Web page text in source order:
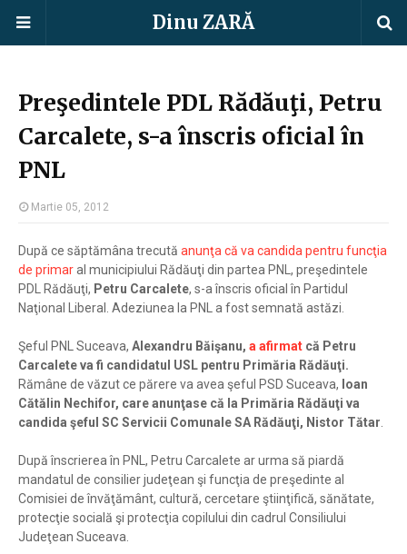
Dinu ZARĂ
Preşedintele PDL Rădăuţi, Petru
Carcalete, s-a înscris oficial în
PNL
Martie 05, 2012
După ce săptămâna trecută anunţa că va candida pentru funcţia
de primaral municipiului Rădăuţi din partea PNL, preşedintele
PDL Rădăuţi, Petru Carcalete, s-a înscris oficial în Partidul
Naţional Liberal. Adeziunea la PNL a fost semnată astăzi.
Şeful PNL Suceava, Alexandru Băişanu, a afirmat că Petru
Carcalete va fi candidatul USL pentru Primăria Rădăuţi.
Rămâne de văzut ce părere va avea şeful PSD Suceava, Ioan
Cătălin Nechifor, care anunţase că la Primăria Rădăuţi va
candida şeful SC Servicii Comunale SA Rădăuţi, Nistor Tătar
După înscrierea în PNL, Petru Carcalete ar urma să piardă
mandatul de consilier judeţean şi funcţia de preşedinte al
Comisiei de învăţământ, cultură, cercetare ştiinţifică, sănătate,
protecţie socială şi protecţia copilului din cadrul Consiliului
Judeţean Suceava.